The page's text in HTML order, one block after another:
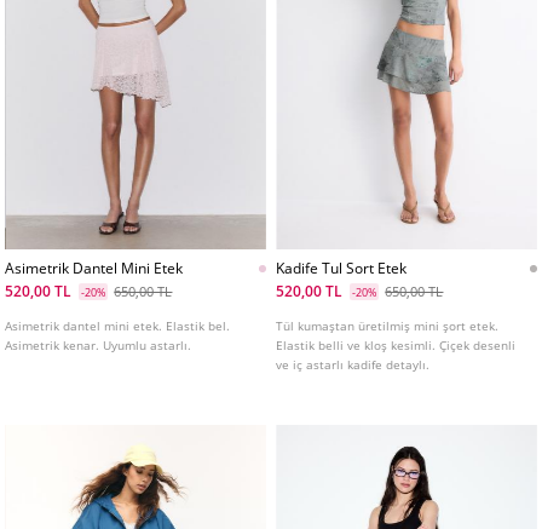
Asimetrik Dantel Mini Etek
520,00 TL
-20% 650,00 TL
Asimetrik dantel mini etek. Elastik bel.
Asimetrik kenar. Uyumlu astarlı.
Kadife Tul Sort Etek
520,00 TL
-20% 650,00 TL
Tül kumaştan üretilmiş mini şort etek.
Elastik belli ve kloş kesimli. Çiçek desenli
ve iç astarlı kadife detaylı.